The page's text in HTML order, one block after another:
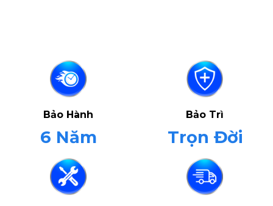
Bảo Hành
6 Năm
Bảo Trì
Trọn Đời